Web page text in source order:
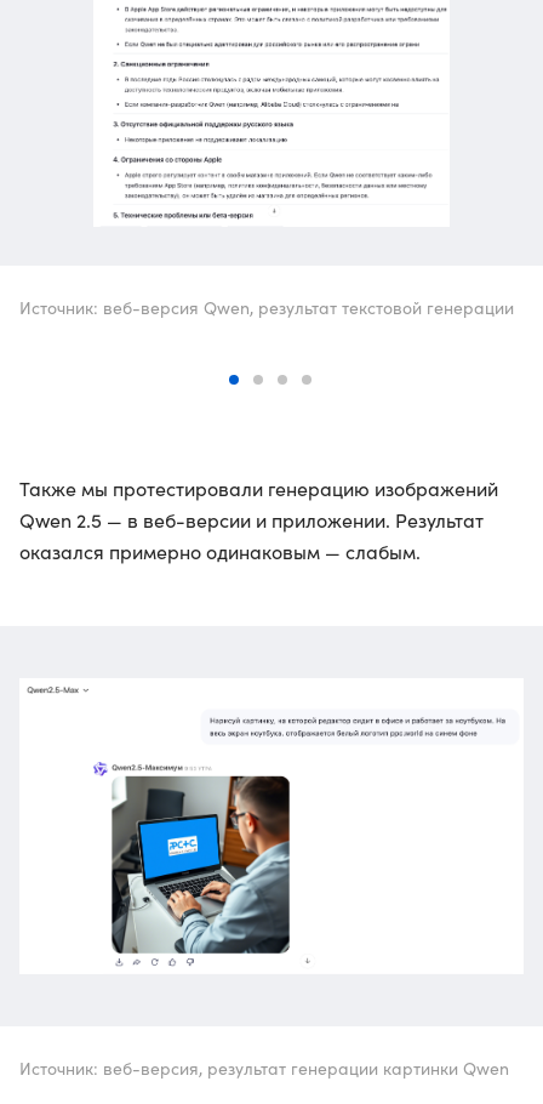
Источник: веб-версия Qwen, результат текстовой генерации
Также мы протестировали генерацию изображений
Qwen 2.5 — в веб-версии и приложении. Результат
оказался примерно одинаковым — слабым.
Источник: веб-версия, результат генерации картинки Qwen